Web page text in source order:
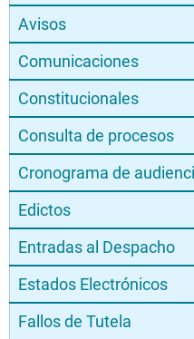
Avisos
Comunicaciones
Constitucionales
Consulta de procesos
Cronograma de
Edictos
Entradas al Despacho
Estados Electrónicos
Fallos de Tutela